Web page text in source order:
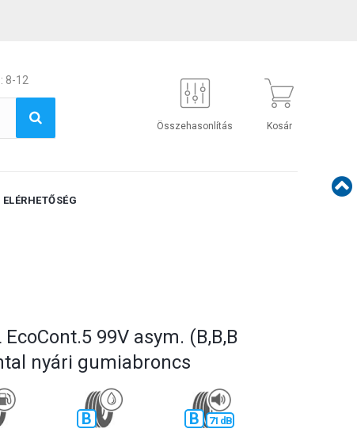
8-12
Összehasonlítás Kosár
ELÉRHETŐSÉG
99V asym. (B,B,B
nyári gumiabroncs
B B 71 dB